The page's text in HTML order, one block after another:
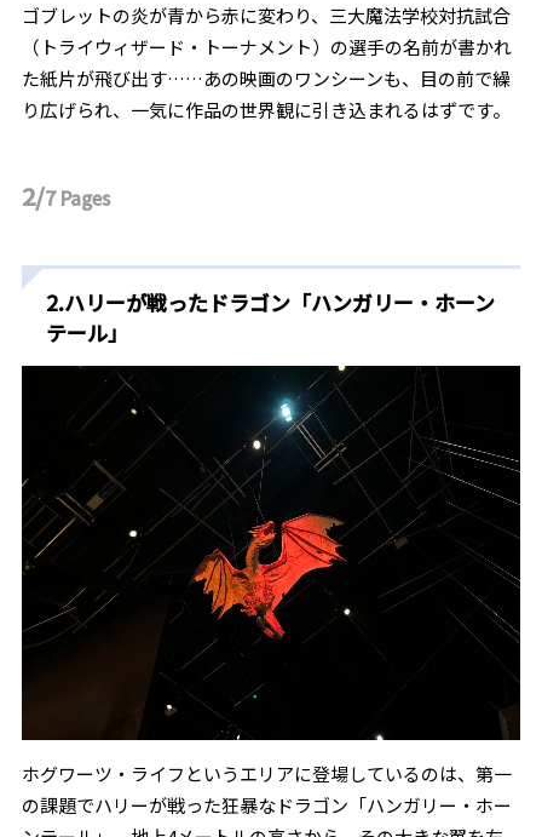
ゴブレットの炎が青から赤に変わり、三大魔法学校対抗試合
（トライウィザード・トーナメント）の選手の名前が書かれ
た紙片が飛び出す……あの映画のワンシーンも、目の前で繰
り広げられ、一気に作品の世界観に引き込まれるはずです。
2/7Pages
2.ハリーが戦ったドラゴン「ハンガリー・ホーン
テール」
ホグワーツ・ライフというエリアに登場しているのは、第一
の課題でハリーが戦った狂暴なドラゴン「ハンガリー・ホー